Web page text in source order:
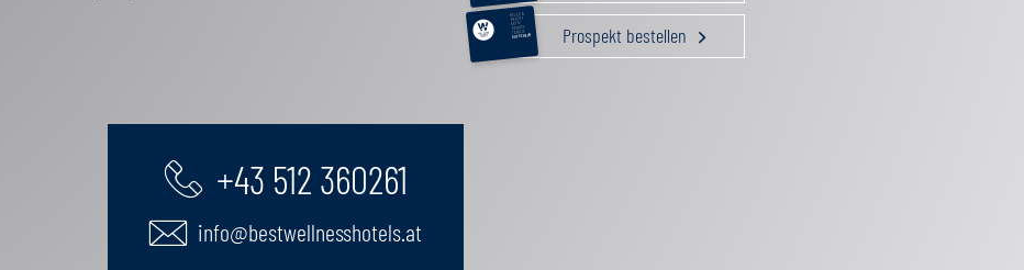
RELAX &
BEAUTY
AKTIV
GENUSS
FAMILIE
GUTSCHEIN Prospekt bestellen
+43 512 360261
info@bestwellnesshotels.at